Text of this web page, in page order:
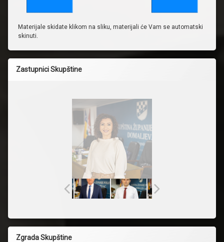
Materijale skidate klikom na sliku, materijali će Vam se automatski
skinuti.
Zastupnici Skupštine
Zgrada Skupštine